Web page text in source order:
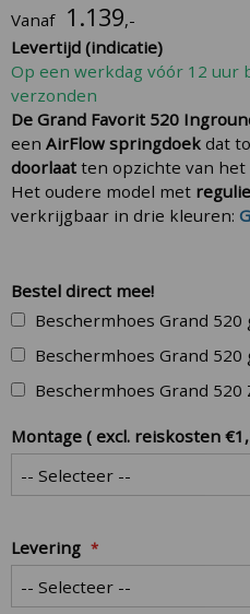
Vanaf 1.139,-
Levertijd (indicatie)
Op een werkdag vóór 12 uur
verzonden
De Grand Favorit 520
een AirFlow springdoek dat
doorlaat ten opzichte van het
Het oudere model met
verkrijgbaar in drie kleuren:
Bestel direct mee!
Beschermhoes Grand 520
Beschermhoes Grand 520
Beschermhoes Grand 520
Montage ( excl. reiskosten
Levering
images
gallery